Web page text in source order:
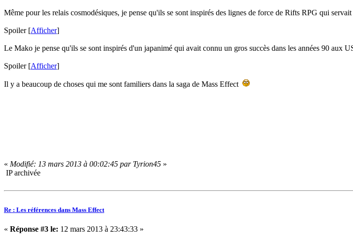
Même pour les relais cosmodésiques, je pense qu'ils se sont inspirés des lignes de force de Rifts RPG qui
Spoiler[Afficher]
Le Mako je pense qu'ils se sont inspirés d'un japanimé qui avait connu un gros succès dans les années 90 aux
Spoiler[Afficher]
Il y a beaucoup de choses qui me sont familiers dans la saga de Mass Effect
« Modifié: 13 mars 2013 à 00:02:45 par Tyrion45 »
IP archivée
Re : Les références dans Mass Effect
« Réponse #3 le: 12 mars 2013 à 23:43:33 »